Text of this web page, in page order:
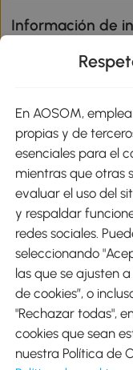
Información de
Métodos de
Envíos
Descargar
En AOSOM,
propias y de
esenciales para el
mientras que otras
evaluar el uso del
y respaldar
redes sociales.
seleccionando
las que se ajusten
de cookies”, o
"Rechazar todas",
cookies que sean
nuestra Política de